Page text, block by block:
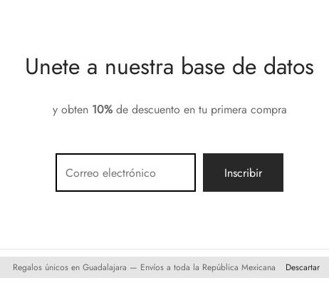
Regalos únicos en Guadalajara — Envíos a toda la República Mexicana Descartar
Unete a nuestra base de datos
y obten 10%de descuento en tu primera compra